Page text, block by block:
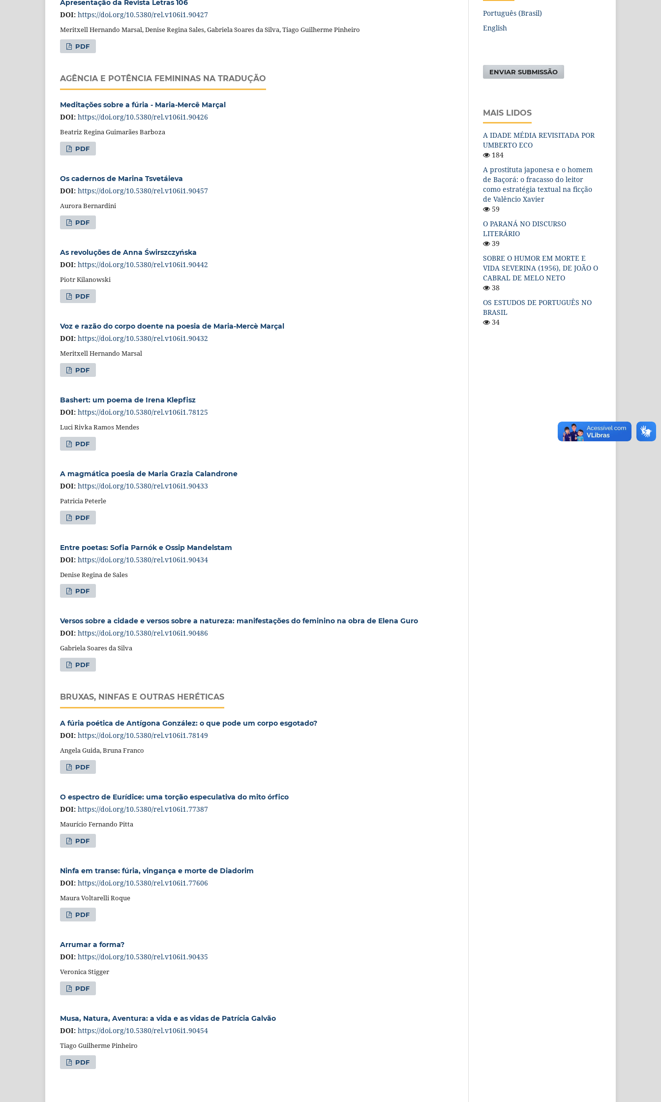
Apresentação da Revista Letras 106
DOI: https://doi.org/10.5380/rel.v106i1.90427
Meritxell Hernando Marsal, Denise Regina Sales, Gabriela Soares da Silva, Tiago Guilherme Pinheiro
PDF
AGÊNCIA E POTÊNCIA FEMININAS NA TRADUÇÃO
Meditações sobre a fúria - Maria-Mercê Marçal
DOI: https://doi.org/10.5380/rel.v106i1.90426
Beatriz Regina Guimarães Barboza
PDF
Os cadernos de Marina Tsvetáieva
DOI: https://doi.org/10.5380/rel.v106i1.90457
Aurora Bernardini
PDF
As revoluções de Anna Świrszczyńska
DOI: https://doi.org/10.5380/rel.v106i1.90442
Piotr Kilanowski
PDF
Voz e razão do corpo doente na poesia de Maria-Mercè Marçal
DOI: https://doi.org/10.5380/rel.v106i1.90432
Meritxell Hernando Marsal
PDF
Bashert: um poema de Irena Klepfisz
DOI: https://doi.org/10.5380/rel.v106i1.78125
Luci Rivka Ramos Mendes
PDF
A magmática poesia de Maria Grazia Calandrone
DOI: https://doi.org/10.5380/rel.v106i1.90433
Patricia Peterle
PDF
Entre poetas: Sofia Parnók e Ossip Mandelstam
DOI: https://doi.org/10.5380/rel.v106i1.90434
Denise Regina de Sales
PDF
Versos sobre a cidade e versos sobre a natureza: manifestações do feminino na obra de Elena Guro
DOI: https://doi.org/10.5380/rel.v106i1.90486
Gabriela Soares da Silva
PDF
BRUXAS, NINFAS E OUTRAS HERÉTICAS
A fúria poética de Antígona González: o que pode um corpo esgotado?
DOI: https://doi.org/10.5380/rel.v106i1.78149
Angela Guida, Bruna Franco
PDF
O espectro de Eurídice: uma torção especulativa do mito órfico
DOI: https://doi.org/10.5380/rel.v106i1.77387
Maurício Fernando Pitta
PDF
Ninfa em transe: fúria, vingança e morte de Diadorim
DOI: https://doi.org/10.5380/rel.v106i1.77606
Maura Voltarelli Roque
PDF
Arrumar a forma?
DOI: https://doi.org/10.5380/rel.v106i1.90435
Veronica Stigger
PDF
Musa, Natura, Aventura: a vida e as vidas de Patrícia Galvão
DOI: https://doi.org/10.5380/rel.v106i1.90454
Tiago Guilherme Pinheiro
PDF
Português (Brasil)
English
ENVIAR SUBMISSÃO
MAIS LIDOS
A IDADE MÉDIA REVISITADA POR
UMBERTO ECO
184
A prostituta japonesa e o homem
de Baçorá: o fracasso do leitor
como estratégia textual na ficção
de Valêncio Xavier
59
O PARANÁ NO DISCURSO
LITERÁRIO
39
SOBRE O HUMOR EM MORTE E
VIDA SEVERINA (1956), DE JOÃO O
CABRAL DE MELO NETO
38
OS ESTUDOS DE PORTUGUÊS NO
BRASIL
34